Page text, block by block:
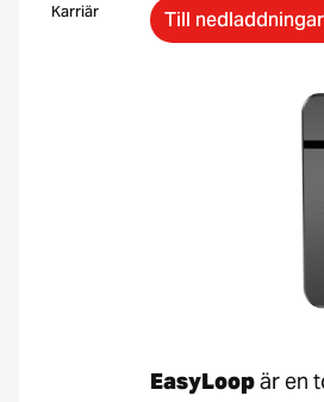
Karriär Till
EasyLoopär en